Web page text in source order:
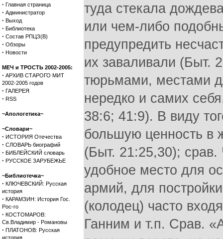
· Главная страница
· Администратор
· Выход
· Библиотека
· Состав РПЦЗ(В)
· Обзоры
· Новости
МЕЧ и ТРОСТЬ 2002-2005:
· АРХИВ СТАРОГО МИТ
2002-2005 годов
· ГАЛЕРЕЯ
· RSS
~Апологетика~
~Словари~
· ИСТОРИЯ Отечества
· СЛОВАРЬ биографий
· БИБЛЕЙСКИЙ словарь
· РУССКОЕ ЗАРУБЕЖЬЕ
~Библиотечка~
· КЛЮЧЕВСКИЙ: Русская
история
· КАРАМЗИН: История Гос.
Рос-го
· КОСТОМАРОВ:
Св.Владимир - Романовы
· ПЛАТОНОВ: Русская
история
туда стекала
или чем-либо
предупредить
их заваливали (Быт.
тюрьмами, местами
нередко и самих
38:6; 41:9). В виду
большую ценность в
(Быт. 21:25,30);
удобное место для
армий, для
(колодец) часто
Ганним и т.п. Срав.